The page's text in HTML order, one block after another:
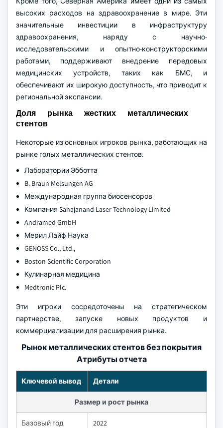
высоких расходов на здравоохранение в мире. Эти
значительные инвестиции в инфраструктуру
здравоохранения, наряду с научно-
исследовательскими и опытно-конструкторскими
работами, поддерживают внедрение передовых
медицинских устройств, таких как БМС, и
обеспечивают их широкую доступность, что приводит к
региональной экспансии.
Доля рынка жестких металлических
стентов
Некоторые из основных игроков рынка, работающих на
рынке голых металлических стентов:
Лаборатории Эбботта
B. Braun Melsungen AG
Международная группа биосенсоров
Компания Sahajanand Laser Technology Limited
Andramed GmbH
Мерил Лайф Наука
GENOSS Co., Ltd.,
Boston Scientific Corporation
Кулинарная медицина
Medtronic Plc.
Эти игроки сосредоточены на стратегическом
партнерстве, запуске новых продуктов и
коммерциализации для расширения рынка.
Рынок металлических стентов без покрытия
Атрибуты отчета
Ключевой вывод Детали
Размер и рост рынка
Базовый год 2022